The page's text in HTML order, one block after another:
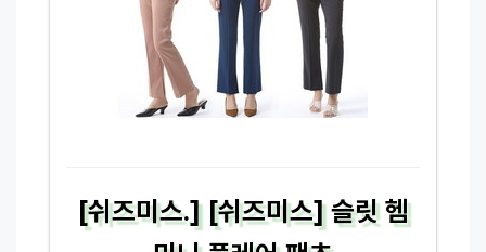
[쉬즈미스.] [쉬즈미스] 슬릿 헴